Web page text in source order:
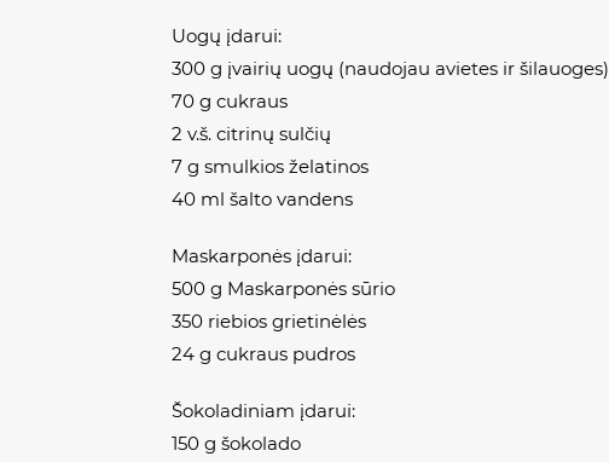
Uogų įdarui:
300 g įvairių uogų (naudojau avietes ir šilauoges)
70 g cukraus
2 v.š. citrinų sulčių
7 g smulkios želatinos
40 ml šalto vandens
Maskarponės įdarui:
500 g Maskarponės sūrio
350 riebios grietinėlės
24 g cukraus pudros
Šokoladiniam įdarui:
150 g šokolado